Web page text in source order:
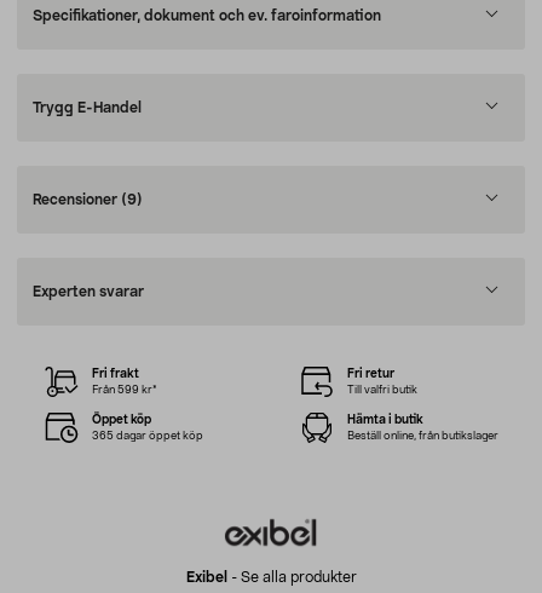
Specifikationer, dokument och ev. faroinformation
Trygg E-Handel
Recensioner (9)
Experten svarar
Exibel - Se alla produkter
Fri frakt
Från 599 kr*
Fri retur
Till valfri butik
Öppet köp
365 dagar öppet köp
Hämta i butik
Beställ online, från butikslager